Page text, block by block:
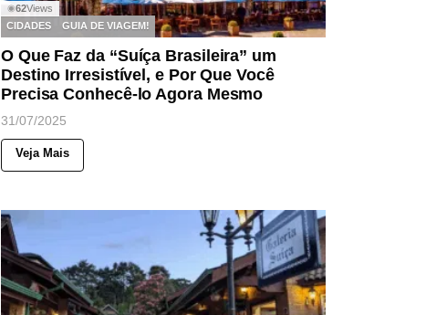
◉62Views
CIDADES
GUIA DE VIAGEM!
O Que Faz da “Suíça Brasileira” um
Destino Irresistível, e Por Que Você
Precisa Conhecê-lo Agora Mesmo
31/07/2025
Veja Mais